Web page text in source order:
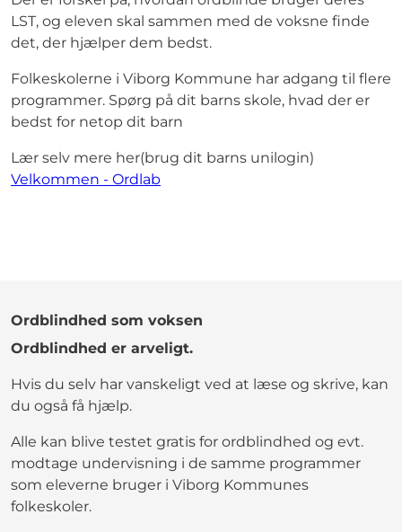
LST, og eleven skal sammen med de voksne finde
det, der hjælper dem bedst.
Folkeskolerne i Viborg Kommune har adgang til flere
programmer. Spørg på dit barns skole, hvad der er
bedst for netop dit barn
Lær selv mere her(brug dit barns unilogin)
Velkommen - Ordlab
Ordblindhed som voksen
Ordblindhed er arveligt.
Hvis du selv har vanskeligt ved at læse og skrive, kan
du også få hjælp.
Alle kan blive testet gratis for ordblindhed og evt.
modtage undervisning i de samme programmer
som eleverne bruger i Viborg Kommunes
folkeskoler.